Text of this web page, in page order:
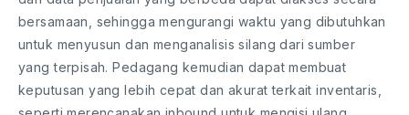
bersamaan, sehingga mengurangi waktu yang dibutuhkan
untuk menyusun dan menganalisis silang dari sumber
yang terpisah. Pedagang kemudian dapat membuat
keputusan yang lebih cepat dan akurat terkait inventaris,